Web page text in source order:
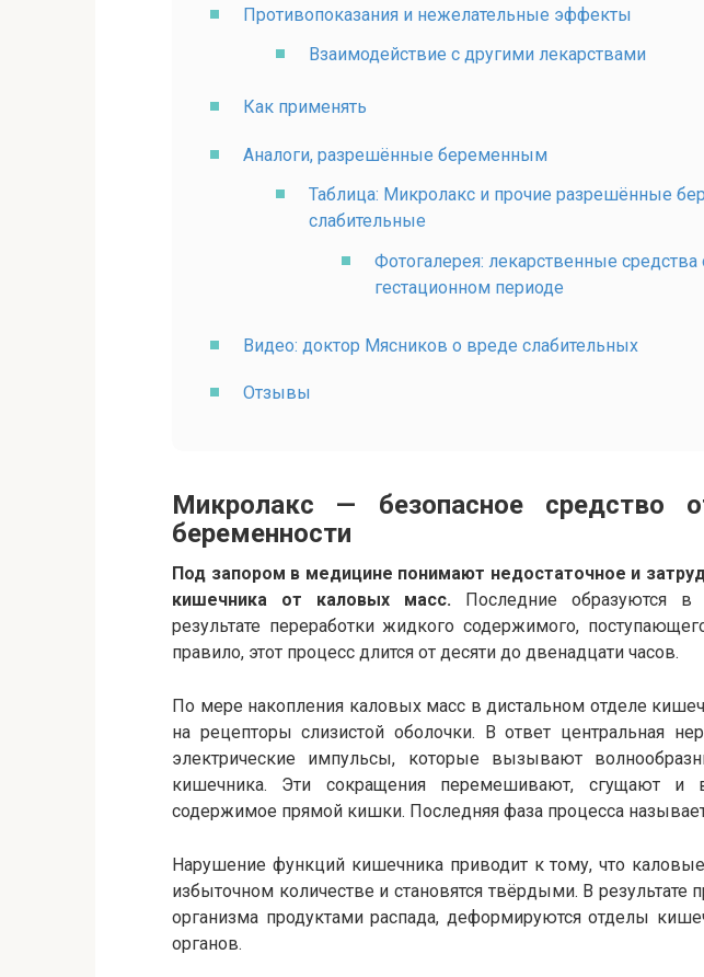
Противопоказания и нежелательные эффекты
Взаимодействие с другими лекарствами
Как применять
Аналоги, разрешённые беременным
Таблица: Микролакс и прочие разрешённые
слабительные
Фотогалерея: лекарственные средства
гестационном периоде
Видео: доктор Мясников о вреде слабительных
Отзывы
Микролакс — безопасное средство
беременности
Под запором в медицине понимают недостаточное и
кишечника от каловых масс. Последние образуются
результате переработки жидкого содержимого,
правило, этот процесс длится от десяти до двенадцати часов.
По мере накопления каловых масс в дистальном отделе
на рецепторы слизистой оболочки. В ответ центральная
электрические импульсы, которые вызывают
кишечника. Эти сокращения перемешивают, сгущают и
содержимое прямой кишки. Последняя фаза процесса
Нарушение функций кишечника приводит к тому, что
избыточном количестве и становятся твёрдыми. В результате
организма продуктами распада, деформируются отделы
органов.